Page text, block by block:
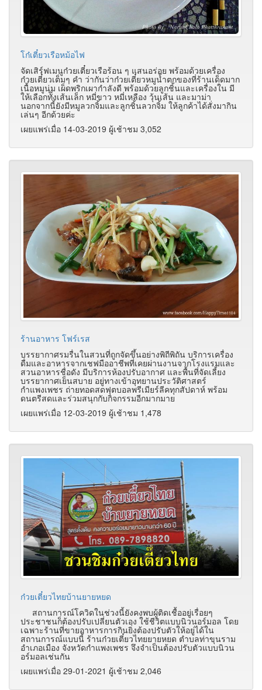
โก๋เตี๋ยวเรือหม้อไฟ
จัดเสิร์ฟเมนูก๋วยเตี๋ยวเรือร้อน ๆ แสนอร่อย พร้อมด้วยเครื่อง
ก๋วยเตี๋ยวเต็มๆ คำ ว่ากันว่าก๋วยเตี๋ยวหมูน้ำตกของที่ร้านเด็ดมาก
เนื้อหมูนุ่ม เผ็ดพริกเผากำลังดี พร้อมด้วยลูกชิ้นและเครื่องใน มี
ให้เลือกทั้งเส้นเล็ก หมี่ขาว หมี่เหลือง วุ้นเส้น และมาม่า
นอกจากนี้ยังมีหมูลวกจิ้มและลูกชิ้นลวกจิ้ม ให้ลูกค้าได้สั่งมากิน
เล่นๆ อีกด้วยค่ะ
เผยแพร่เมื่อ 14-03-2019 ผู้เช้าชม 3,052
ร้านอาหาร โฟร์เรส
บรรยากาศรมรื่นในสวนที่ถูกจัดขึ้นอย่างพิถีพิถัน บริการเครื่อง
ดื่มและอาหารจากเชฟมืออาชีพที่เคยผ่านงานจากโรงแรมและ
สวนอาหารชื่อดัง มีบริการห้องปรับอากาศ และพื้นที่จัดเลี้ยง
บรรยากาศเย็นสบาย อยู่ทางเข้าอุทยานประวัติศาสตร์
กำแพงเพชร ถ่ายทอดสดฟุตบอลพรีเมียร์ลีคทุกสัปดาห์ พร้อม
ดนตรีสดและร่วมสนุกกับกิจกรรมอีกมากมาย
เผยแพร่เมื่อ 12-03-2019 ผู้เช้าชม 1,478
ก๋วยเตี๋ยวไทยบ้านยายหยด
สถานการณ์โควิดในช่วงนี้ยังคงพบผู้ติดเชื้ออยู่เรื่อยๆ
ประชาชนก็ต้องปรับเปลี่ยนตัวเอง ใช้ชีวิตแบบนิวนอร์มอล โดย
เฉพาะร้านที่ขายอาหารการกินยิ่งต้องปรับตัวให้อยู่ได้ใน
สถานการณ์แบบนี้ ร้านก๋วยเตี๋ยวไทยยายหยด ตำบลท่าขุนราม
อำเภอเมือง จังหวัดกำแพงเพชร จึงจำเป็นต้องปรับตัวแบบนิวน
อร์มอลเช่นกัน
เผยแพร่เมื่อ 29-01-2021 ผู้เช้าชม 2,046